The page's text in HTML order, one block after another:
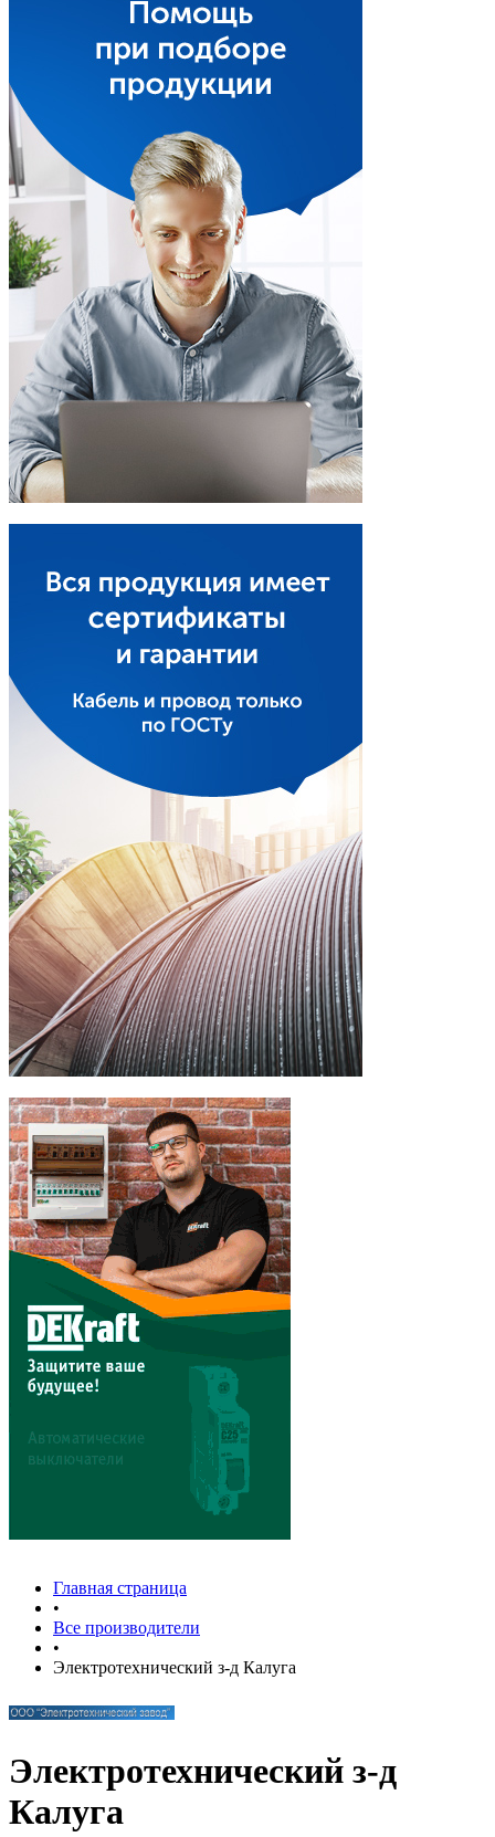
Главная страница
•
Все производители
•
Электротехнический з-д Калуга
Электротехнический з-д
Калуга